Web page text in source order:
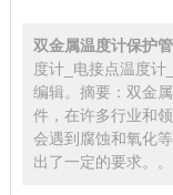
双金属温度计保护
度计_电接点温度计
编辑。摘要：双金
件，在许多行业和
会遇到腐蚀和氧化
出了一定的要求。。